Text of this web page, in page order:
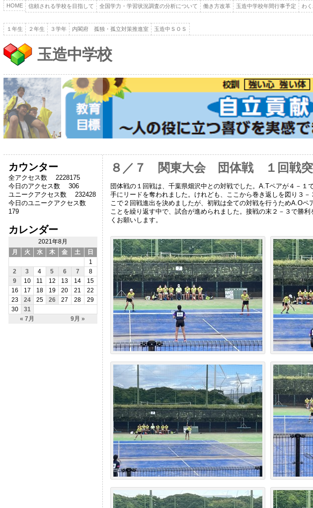
HOME 信頼される学校を目指して 全国学力・学習状況調査の分析について 働き方改革 玉造中学校年間行事予定 わ
１年生
２年生 ３学年 内閣府 孤独・孤立対策推進室 玉造中ＳＯＳ
玉造中学校
カウンター
全アクセス数 2228175
今日のアクセス数 306
ユニークアクセス数 232428
今日のユニークアクセス数
179
カレンダー
2021年8月
月
火 水 木 金 土 日
« 7月 9月 »
1
2
3 4 5 6 7
8
9
10 11 12 13 14
15
16
17 18 19 20 21
22
23
24 25 26 27 28
29
30
31
８／７ 関東大会 団体戦 １回戦
団体戦の１回戦は、千葉県畑沢中との対戦でした。A.Tペアが４－
手にリードを奪われました。けれども、ここから巻き返しを図り３
こで２回戦進出を決めましたが、初戦は全ての対戦を行うためA.O
ことを繰り返す中で、試合が進められました。接戦の末２－３で勝
くお願いします。